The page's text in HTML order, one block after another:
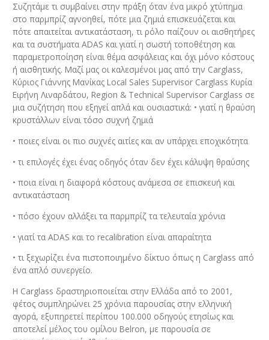
Συζητάμε τι συμβαίνει στην πράξη όταν ένα μικρό χτύπημα
στο παρμπρίζ αγνοηθεί, πότε μια ζημιά επισκευάζεται και
πότε απαιτείται αντικατάσταση, τι ρόλο παίζουν οι αισθητήρες
και τα συστήματα ADAS και γιατί η σωστή τοποθέτηση και
παραμετροποίηση είναι θέμα ασφάλειας και όχι μόνο κόστους
ή αισθητικής. Μαζί μας οι καλεσμένοι μας από την Carglass,
Κύριος Γιάννης Μανίκας Local Sales Supervisor Carglass Κυρία
Ειρήνη Λιναρδάτου, Region & Technical Supervisor Carglass σε
μια συζήτηση που εξηγεί απλά και ουσιαστικά: • γιατί η θραύση
κρυστάλλων είναι τόσο συχνή ζημιά
• ποιες είναι οι πιο συχνές αιτίες και αν υπάρχει εποχικότητα
• τι επιλογές έχει ένας οδηγός όταν δεν έχει κάλυψη θραύσης
• ποια είναι η διαφορά κόστους ανάμεσα σε επισκευή και
αντικατάσταση
• πόσο έχουν αλλάξει τα παρμπρίζ τα τελευταία χρόνια
• γιατί τα ADAS και το recalibration είναι απαραίτητα
• τι ξεχωρίζει ένα πιστοποιημένο δίκτυο όπως η Carglass από
ένα απλό συνεργείο.
Η Carglass δραστηριοποιείται στην Ελλάδα από το 2001,
φέτος συμπληρώνει 25 χρόνια παρουσίας στην ελληνική
αγορά, εξυπηρετεί περίπου 100.000 οδηγούς ετησίως και
αποτελεί μέλος του ομίλου Belron, με παρουσία σε